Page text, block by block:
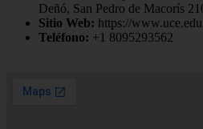
Deñó, San Pedro de Macorís
Sitio Web: https://
Teléfono: +1 8095293562